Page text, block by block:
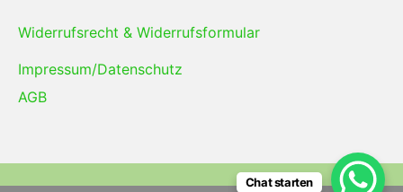
Widerrufsrecht & Widerrufsformular
Impressum/Datenschutz
AGB
Chat starten